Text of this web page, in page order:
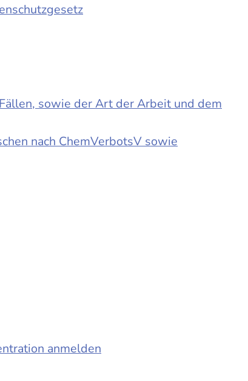
sowie der Art der Arbeit und dem
nach ChemVerbotsV sowie
anmelden